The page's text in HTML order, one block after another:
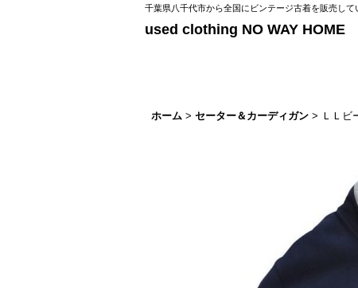
千葉県八千代市から全国にビンテージ古着を販売して
used clothing NO WAY HOME
ホーム > セーター＆カーディガン > ＬＬビ